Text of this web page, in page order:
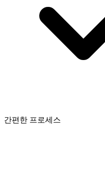
간편한 프로세스